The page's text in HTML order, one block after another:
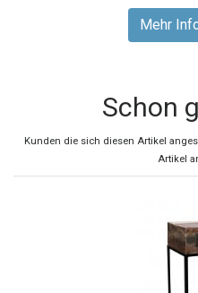
Mehr
Schon
Kunden die sich diesen Artikel
Artikel